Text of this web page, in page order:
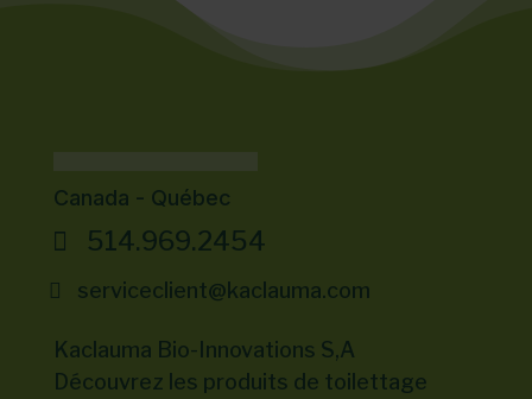
Canada - Québec
514.969.2454
serviceclient@kaclauma.com
Kaclauma Bio-Innovations S,A
Découvrez les produits de toilettage